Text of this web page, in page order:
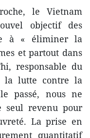
le Vietnam
objectif des
à « éliminer la
et partout dans
responsable du
la lutte contre la
passé, nous ne
seul revenu pour
La prise en
quantitatif